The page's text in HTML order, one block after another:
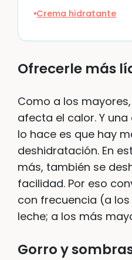
Crema hidratante
Ofrecerle más
Como a los
afecta el calor. Y
lo hace es que hay
deshidratación. En
más, también se
facilidad. Por eso
con frecuencia (a
leche; a los más
Gorro y